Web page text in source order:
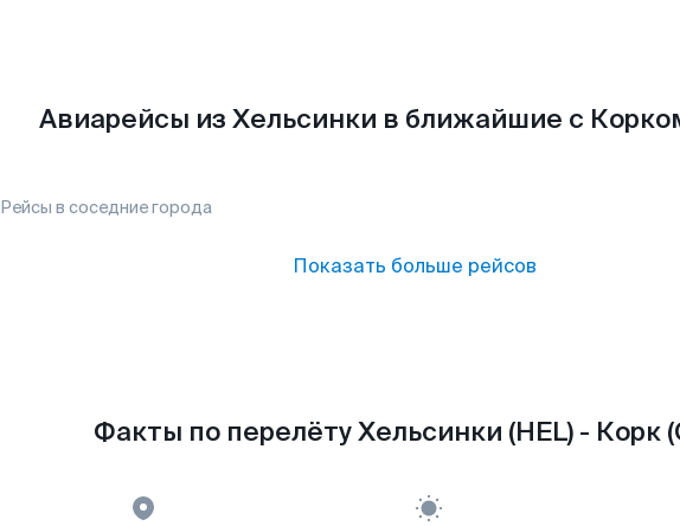
Авиарейсы из Хельсинки в ближайшие с
Рейсы в соседние города
Показать больше рейсов
Факты по перелёту Хельсинки (HEL) - Корк